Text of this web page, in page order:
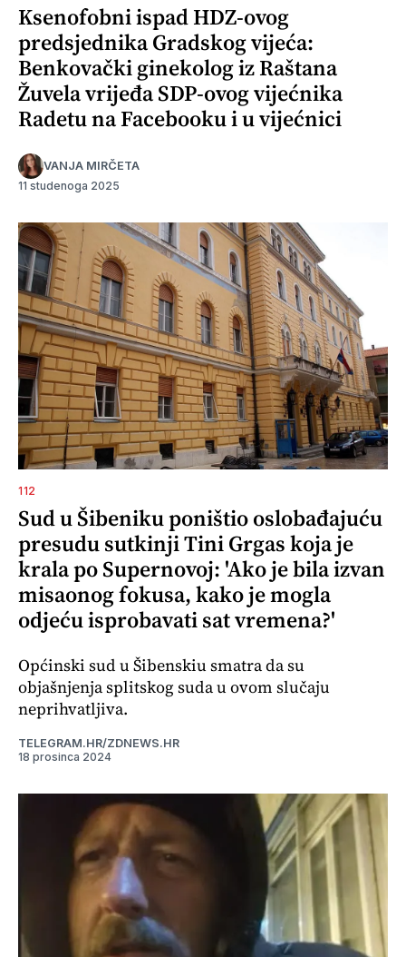
Ksenofobni ispad HDZ-ovog
predsjednika Gradskog vijeća:
Benkovački ginekolog iz Raštana
Žuvela vrijeđa SDP-ovog vijećnika
Radetu na Facebooku i u vijećnici
VANJA MIRČETA
11 studenoga 2025
112
Sud u Šibeniku poništio oslobađajuću
presudu sutkinji Tini Grgas koja je
krala po Supernovoj: 'Ako je bila izvan
misaonog fokusa, kako je mogla
odjeću isprobavati sat vremena?'
Općinski sud u Šibenskiu smatra da su
objašnjenja splitskog suda u ovom slučaju
neprihvatljiva.
TELEGRAM.HR/ZDNEWS.HR
18 prosinca 2024